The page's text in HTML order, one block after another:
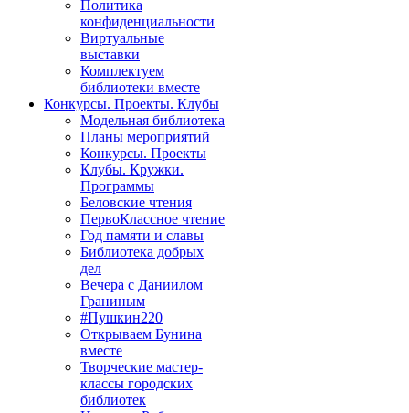
Политика
конфиденциальности
Виртуальные
выставки
Комплектуем
библиотеки вместе
Конкурсы. Проекты. Клубы
Модельная библиотека
Планы мероприятий
Конкурсы. Проекты
Клубы. Кружки.
Программы
Беловские чтения
ПервоКлассное чтение
Год памяти и славы
Библиотека добрых
дел
Вечера с Даниилом
Граниным
#Пушкин220
Открываем Бунина
вместе
Творческие мастер-
классы городских
библиотек